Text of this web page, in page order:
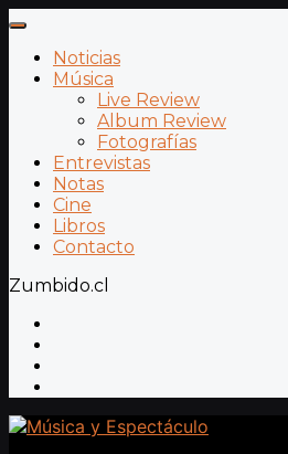
Noticias
Música
Live Review
Album Review
Fotografías
Entrevistas
Notas
Cine
Libros
Contacto
Zumbido.cl